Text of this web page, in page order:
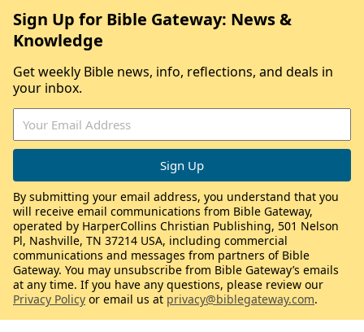
Sign Up for Bible Gateway: News &
Knowledge
Get weekly Bible news, info, reflections, and deals in
your inbox.
By submitting your email address, you understand that you
will receive email communications from Bible Gateway,
operated by HarperCollins Christian Publishing, 501 Nelson
Pl, Nashville, TN 37214 USA, including commercial
communications and messages from partners of Bible
Gateway. You may unsubscribe from Bible Gateway’s emails
at any time. If you have any questions, please review our
Privacy Policy or email us at privacy@biblegateway.com.